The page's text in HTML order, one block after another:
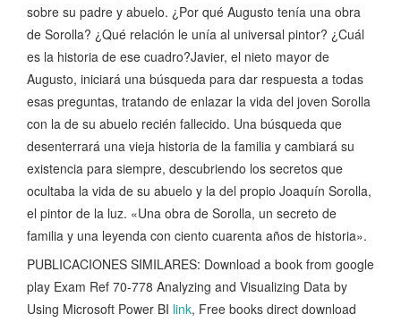
sobre su padre y abuelo. ¿Por qué Augusto tenía una obra
de Sorolla? ¿Qué relación le unía al universal pintor? ¿Cuál
es la historia de ese cuadro?Javier, el nieto mayor de
Augusto, iniciará una búsqueda para dar respuesta a todas
esas preguntas, tratando de enlazar la vida del joven Sorolla
con la de su abuelo recién fallecido. Una búsqueda que
desenterrará una vieja historia de la familia y cambiará su
existencia para siempre, descubriendo los secretos que
ocultaba la vida de su abuelo y la del propio Joaquín Sorolla,
el pintor de la luz. «Una obra de Sorolla, un secreto de
familia y una leyenda con ciento cuarenta años de historia».
PUBLICACIONES SIMILARES: Download a book from google
play Exam Ref 70-778 Analyzing and Visualizing Data by
Using Microsoft Power BI link, Free books direct download